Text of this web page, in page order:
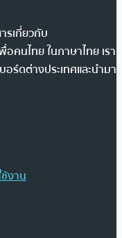
รเกี่ยวกับ
คนไทย ในภาษาไทย เรา
ร์ดต่างประเทศและนำมา
งาน